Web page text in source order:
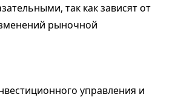
так как зависят от
рыночной
управления и